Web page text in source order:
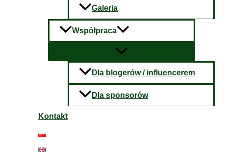
Galeria
Współpraca
Dla blogerów / influencerem
Dla sponsorów
Kontakt